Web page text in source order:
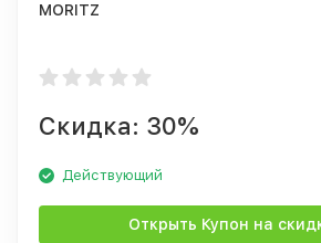
MORITZ
Скидка: 30%
Действующий
Открыть Купон на